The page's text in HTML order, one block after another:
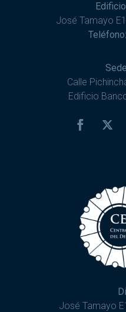
José Tamayo
Teléfono:
Calle
Edificio
José Tamayo